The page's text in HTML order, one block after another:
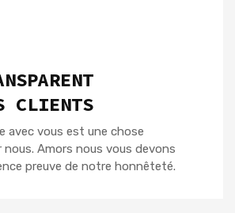
CLIENTS
avec vous est une chose
nous. Amors nous vous devons
preuve de notre honnêteté.